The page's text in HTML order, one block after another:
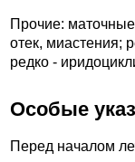
Прочие:
отек, миастения;
редко -
Особые
Перед началом